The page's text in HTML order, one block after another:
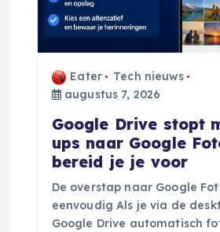
v
Eater
Tech nieuws
augustus 7, 2026
Google Drive stopt
ups naar Google
bereid je je voor
De overstap naar Google
eenvoudig Als je via de
Google Drive automatisch